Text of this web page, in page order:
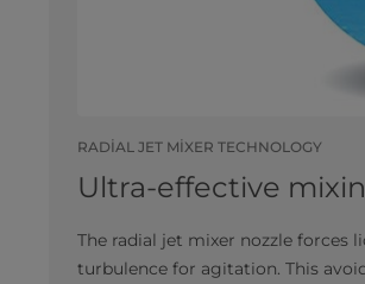
RADIAL JET MIXER TECHNOLOGY
Ultra-effective
The radial jet mixer nozzle forces
turbulence for agitation. This